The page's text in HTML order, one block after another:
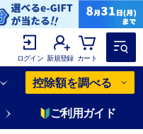
ログイン 新規登録 カート
控除額を調べる
ご利用ガイド